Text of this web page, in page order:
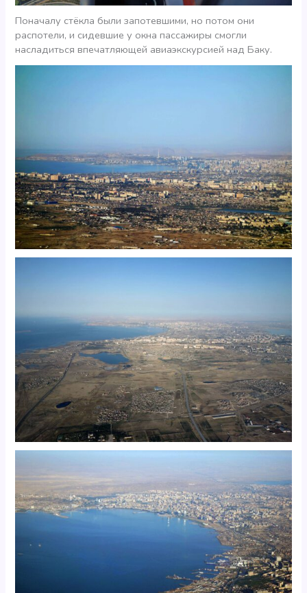
Поначалу стёкла были запотевшими, но потом они
распотели, и сидевшие у окна пассажиры смогли
насладиться впечатляющей авиаэкскурсией над Баку.